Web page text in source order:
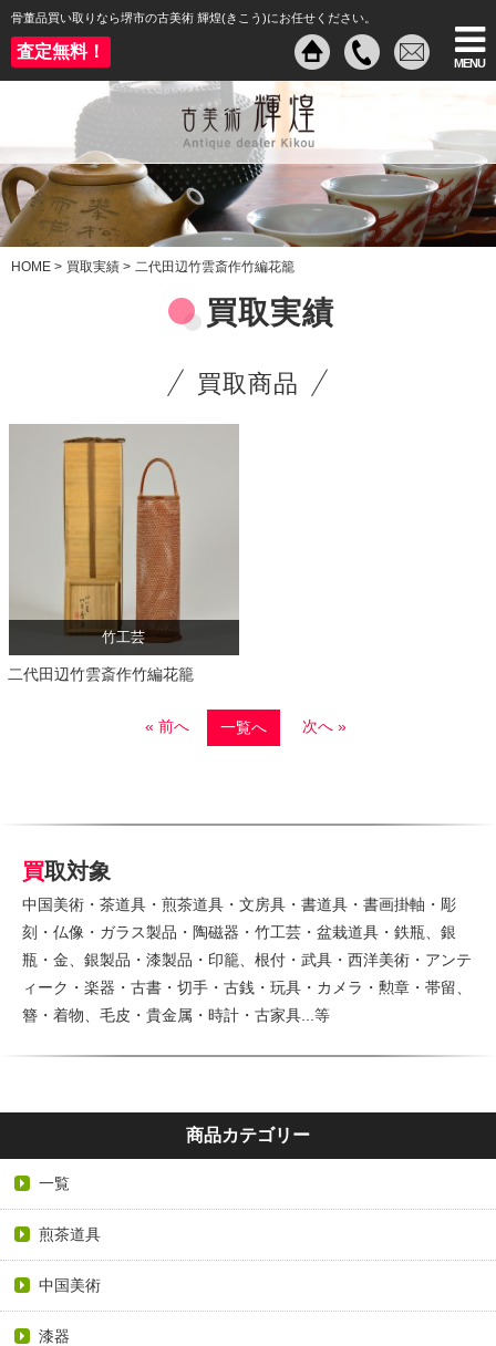
骨董品買い取りなら堺市の古美術 輝煌(きこう)にお任せください。
査定無料！
MENU
買取実績
HOME > 買取実績 > 二代田辺竹雲斎作竹編花籠
買取商品
竹工芸
二代田辺竹雲斎作竹編花籠
« 前へ 一覧へ 次へ »
買取対象
中国美術・茶道具・煎茶道具・文房具・書道具・書画掛軸・彫
刻・仏像・ガラス製品・陶磁器・竹工芸・盆栽道具・鉄瓶、銀
瓶・金、銀製品・漆製品・印籠、根付・武具・西洋美術・アンテ
ィーク・楽器・古書・切手・古銭・玩具・カメラ・勲章・帯留、
簪・着物、毛皮・貴金属・時計・古家具...等
商品カテゴリー
一覧
煎茶道具
中国美術
漆器